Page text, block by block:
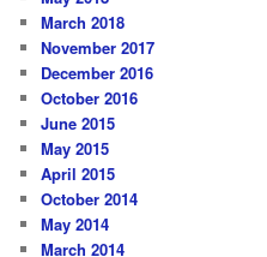
March 2018
November 2017
December 2016
October 2016
June 2015
May 2015
April 2015
October 2014
May 2014
March 2014